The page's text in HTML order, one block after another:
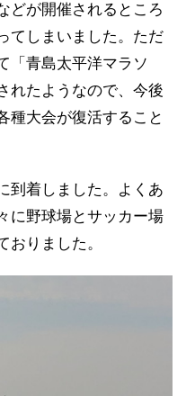
どが開催されるところ
てしまいました。ただ
「青島太平洋マラソ
れたようなので、今後
種大会が復活すること
到着しました。よくあ
に野球場とサッカー場
おりました。